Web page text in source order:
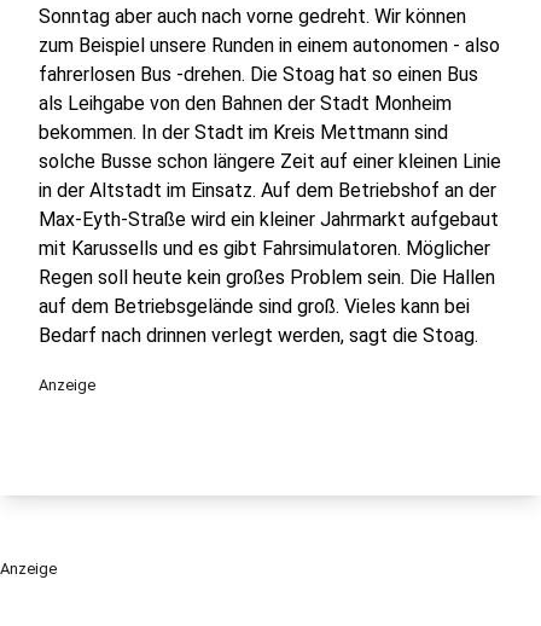
Sonntag aber auch nach vorne gedreht. Wir können
zum Beispiel unsere Runden in einem autonomen - also
fahrerlosen Bus -drehen. Die Stoag hat so einen Bus
als Leihgabe von den Bahnen der Stadt Monheim
bekommen. In der Stadt im Kreis Mettmann sind
solche Busse schon längere Zeit auf einer kleinen Linie
in der Altstadt im Einsatz. Auf dem Betriebshof an der
Max-Eyth-Straße wird ein kleiner Jahrmarkt aufgebaut
mit Karussells und es gibt Fahrsimulatoren. Möglicher
Regen soll heute kein großes Problem sein. Die Hallen
auf dem Betriebsgelände sind groß. Vieles kann bei
Bedarf nach drinnen verlegt werden, sagt die Stoag.
Anzeige
Anzeige